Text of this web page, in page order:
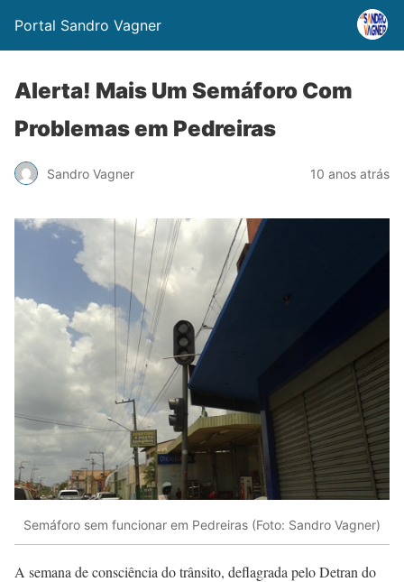
Portal Sandro Vagner
Alerta! Mais Um Semáforo Com
Problemas em Pedreiras
Sandro Vagner 10 anos atrás
Semáforo sem funcionar em Pedreiras (Foto: Sandro Vagner)
A semana de consciência do trânsito, deflagrada pelo Detran do